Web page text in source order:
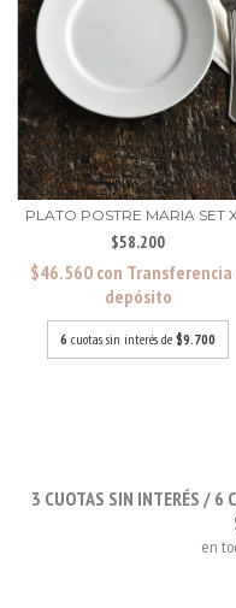
PLATO POSTRE MARIA SET
$58.200
$46.560 con Transferencia
depósito
6 cuotas sin interés de $9.700
3 CUOTAS SIN INTERÉS / 6
en